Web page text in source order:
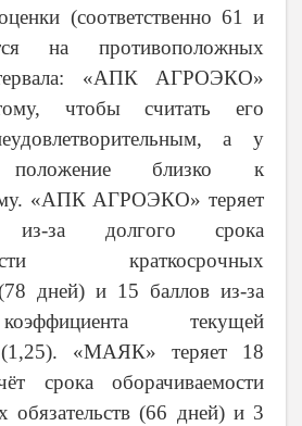
(соответственно 61 и
на противоположных
«АПК АГРОЭКО»
чтобы считать его
а у
близко к
«АПК АГРОЭКО» теряет
за долгого срока
краткосрочных
(78 дней) и 15 баллов из-за
текущей
(1,25). «МАЯК» теряет 18
срока оборачиваемости
обязательств (66 дней) и 3